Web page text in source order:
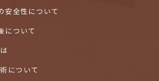
安全性について
について
について